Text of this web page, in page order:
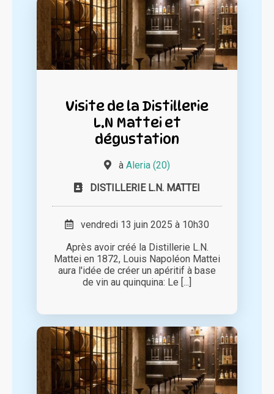
Visite de la Distillerie
L.N Mattei et
dégustation
à Aleria (20)
DISTILLERIE L.N. MATTEI
vendredi 13 juin 2025 à 10h30
Après avoir créé la Distillerie L.N.
Mattei en 1872, Louis Napoléon Mattei
aura l'idée de créer un apéritif à base
de vin au quinquina: Le [...]